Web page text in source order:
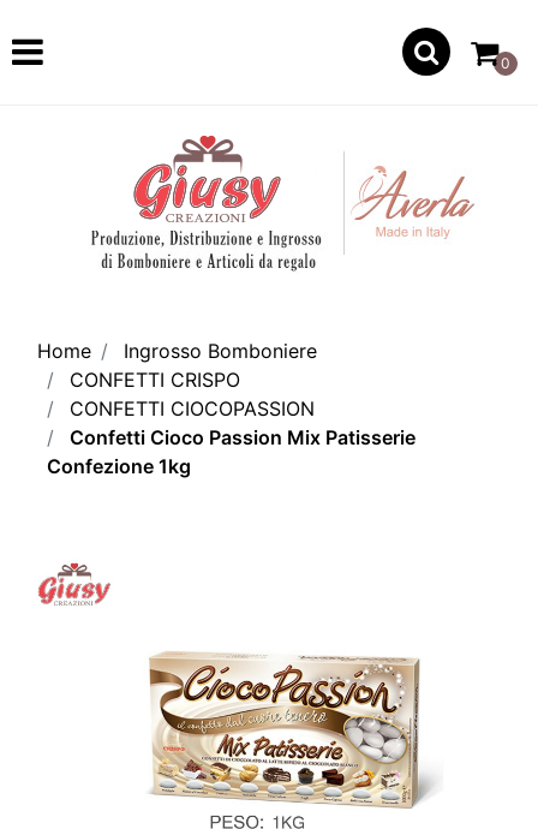
Open
0
Home
Ingrosso Bomboniere
CONFETTI CRISPO
CONFETTI CIOCOPASSION
Confetti Cioco Passion Mix Patisserie
Confezione 1kg